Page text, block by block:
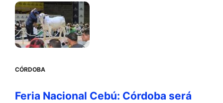
CÓRDOBA
Feria Nacional Cebú: Córdoba será